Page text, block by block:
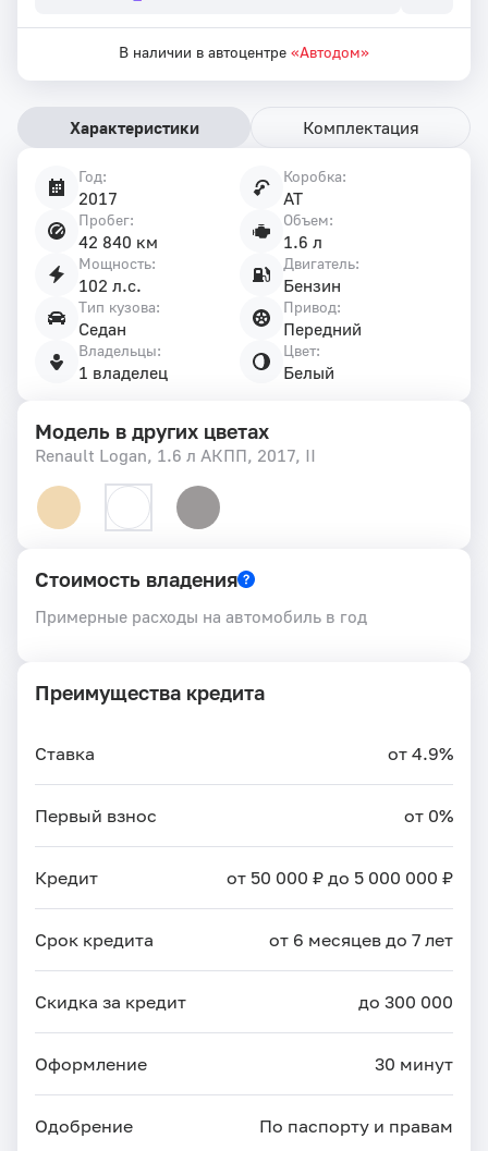
В наличии в автоцентре «Автодом»
Характеристики Комплектация
Год:
2017
Коробка:
AT
Пробег:
42 840 км
Объем:
1.6 л
Мощность:
102 л.с.
Двигатель:
Бензин
Тип кузова:
Седан
Привод:
Передний
Владельцы:
1 владелец
Цвет:
Белый
Модель в других цветах
Renault Logan, 1.6 л АКПП, 2017, II
Стоимость владения
Примерные расходы на автомобиль в год
Преимущества кредита
Ставка от 4.9%
Первый взнос от 0%
Кредит от 50 000 ₽ до 5 000 000 ₽
Срок кредита от 6 месяцев до 7 лет
Скидка за кредит до 300 000
Оформление 30 минут
Одобрение По паспорту и правам